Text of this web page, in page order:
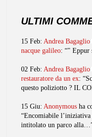
ULTIMI
15 Feb: Andrea Bagaglio
nacque galileo: “" Eppur
02 Feb: Andrea Bagaglio
restauratore da un ex:
questo poliziotto ? IL
15 Giu: Anonymous ha
“Encomiabile
intitolato un parco